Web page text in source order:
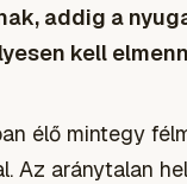
addig a
kell
élő mintegy
Az aránytalan